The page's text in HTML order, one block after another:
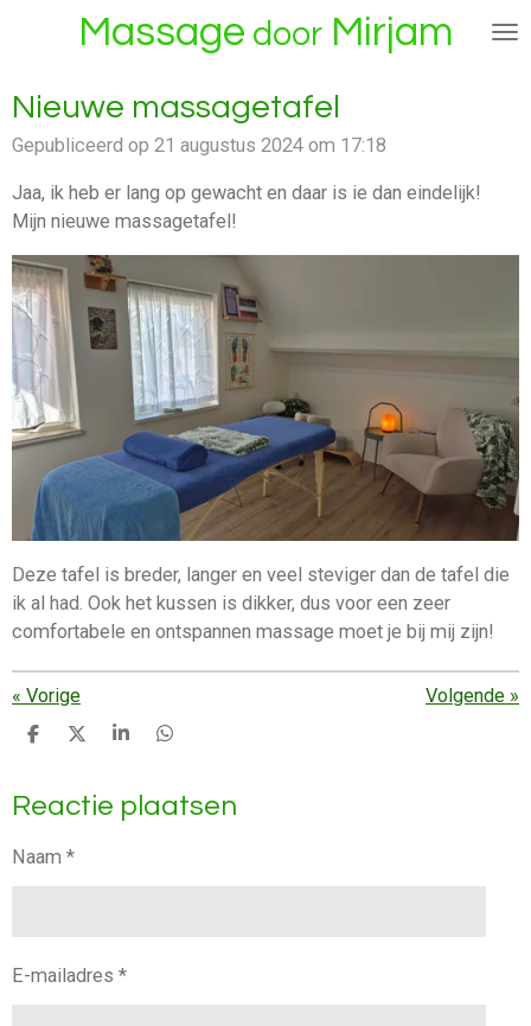
de
hoofdinhoud
Massage door Mirjam
Nieuwe massagetafel
Gepubliceerd op 21 augustus 2024 om 17:18
Jaa, ik heb er lang op gewacht en daar is ie dan eindelijk!
Mijn nieuwe massagetafel!
Deze tafel is breder, langer en veel steviger dan de tafel die
ik al had. Ook het kussen is dikker, dus voor een zeer
comfortabele en ontspannen massage moet je bij mij zijn!
« Vorige Volgende »
D
e
n
D
l
S
r
e
D
e
n
Reactie plaatsen
Naam *
E-mailadres *